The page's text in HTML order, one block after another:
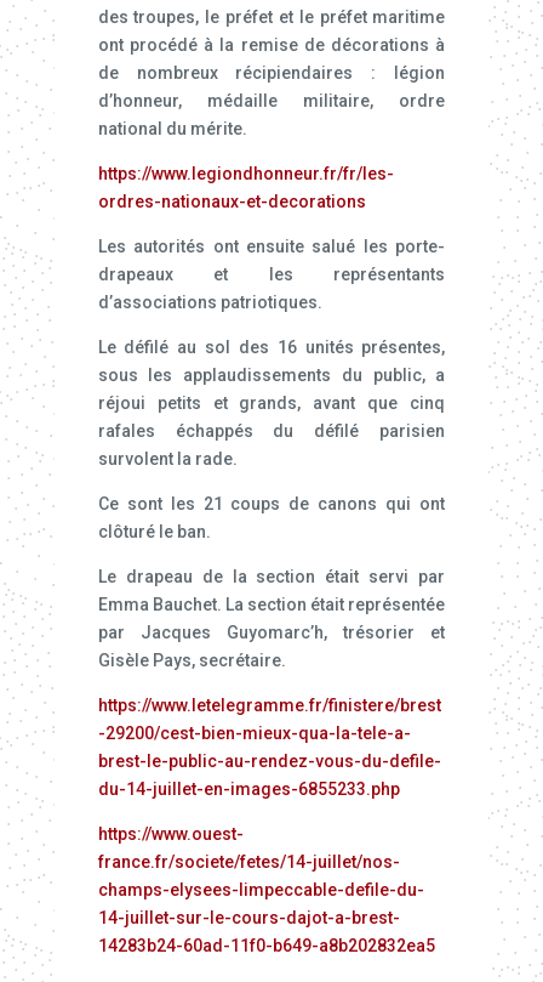
des troupes, le préfet et le préfet maritime
ont procédé à la remise de décorations à
de nombreux récipiendaires : légion
d’honneur, médaille militaire, ordre
national du mérite.
https://www.legiondhonneur.fr/fr/les-
ordres-nationaux-et-decorations
Les autorités ont ensuite salué les porte-
drapeaux et les représentants
d’associations patriotiques.
Le défilé au sol des 16 unités présentes,
sous les applaudissements du public, a
réjoui petits et grands, avant que cinq
rafales échappés du défilé parisien
survolent la rade.
Ce sont les 21 coups de canons qui ont
clôturé le ban.
Le drapeau de la section était servi par
Emma Bauchet. La section était représentée
par Jacques Guyomarc’h, trésorier et
Gisèle Pays, secrétaire.
https://www.letelegramme.fr/finistere/brest
-29200/cest-bien-mieux-qua-la-tele-a-
brest-le-public-au-rendez-vous-du-defile-
du-14-juillet-en-images-6855233.php
https://www.ouest-
france.fr/societe/fetes/14-juillet/nos-
champs-elysees-limpeccable-defile-du-
14-juillet-sur-le-cours-dajot-a-brest-
14283b24-60ad-11f0-b649-a8b202832ea5